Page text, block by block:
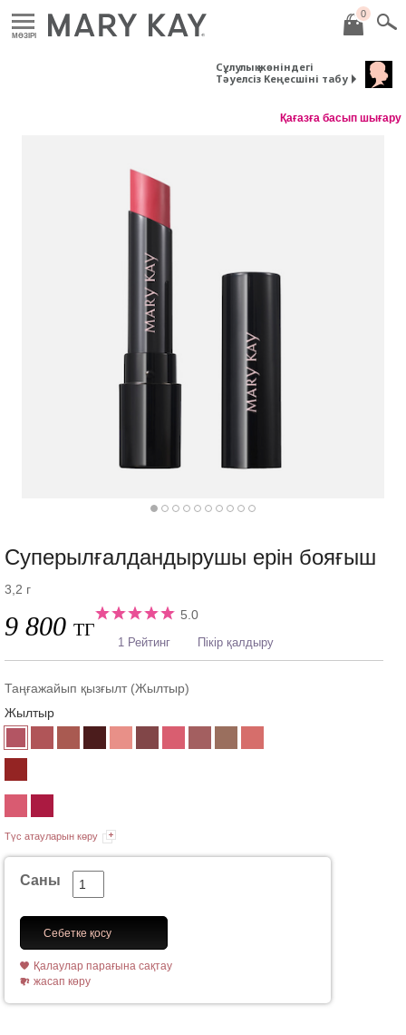
MӘЗІРІ
0
Сұлулық жөніндегі
Тәуелсіз Кеңесшіні табу
Қағазға басып шығару
Суперылғалдандырушы ерін бояғыш
3,2 г
9 800 ТГ
5.0
1 Рейтинг Пікір қалдыру
Таңғажайып қызғылт (Жылтыр)
Жылтыр
Түс атауларын көру
Саны
Себетке қосу
Қалаулар парағына сақтау
жасап көру